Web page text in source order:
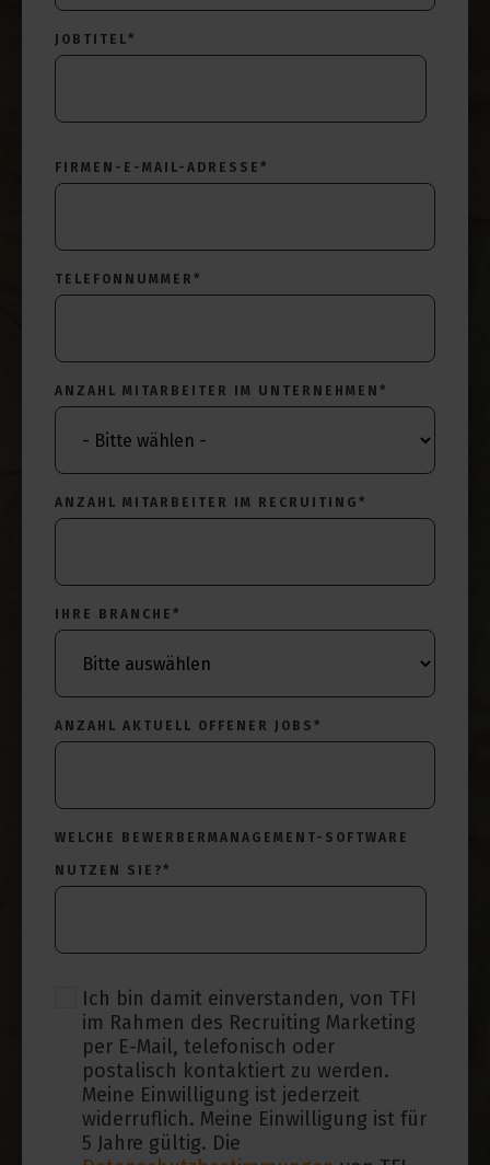
JOBTITEL*
FIRMEN-E-MAIL-ADRESSE *
TELEFONNUMMER *
ANZAHL MITARBEITER IM UNTERNEHMEN *
ANZAHL MITARBEITER IM RECRUITING *
IHRE BRANCHE *
ANZAHL AKTUELL OFFENER JOBS *
WELCHE BEWERBERMANAGEMENT-SOFTWARE
NUTZEN SIE?*
Ich bin damit einverstanden, von TFI
im Rahmen des Recruiting Marketing
per E-Mail, telefonisch oder
postalisch kontaktiert zu werden.
Meine Einwilligung ist jederzeit
widerruflich. Meine Einwilligung ist für
5 Jahre gültig. Die